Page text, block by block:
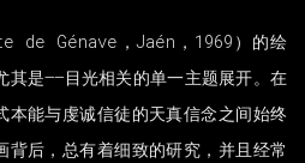
de Génave，Jaén，1969）的绘
其是——目光相关的单一主题展开。在
本能与虔诚信徒的天真信念之间始终
背后，总有着细致的研究，并且经常